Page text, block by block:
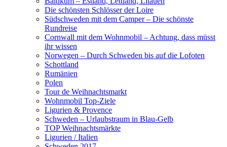
Die schönsten Schlösser der Loire
Südschweden mit dem Camper – Die schönste
Rundreise
Cornwall mit dem Wohnmobil – Achtung, dass müsst
ihr wissen
Norwegen – Durch Schweden bis auf die Lofoten
Schottland
Rumänien
Polen
Tour de Weihnachtsmarkt
Wohnmobil Top-Ziele
Ligurien & Provence
Schweden – Urlaubstraum in Blau-Gelb
TOP Weihnachtsmärkte
Ligurien / Italien